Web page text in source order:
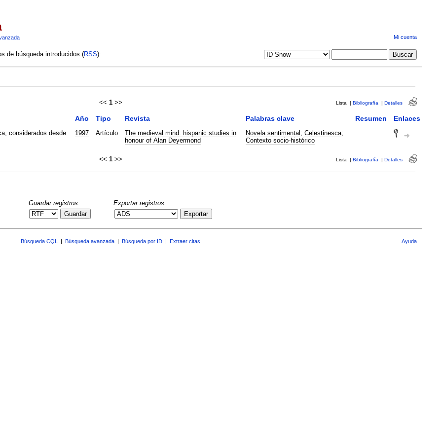
Mi cuenta
de búsqueda introducidos (RSS):
<< 1 >> Lista | Bibliografía | Detalles
Año Tipo Revista Palabras clave Resumen Enlaces
considerados desde
1997 Artículo
The medieval mind: hispanic studies in
honour of Alan Deyermond
Novela sentimental ; Celestinesca;
Contexto socio-histórico
<< 1 >> Lista | Bibliografía | Detalles
Guardar registros:
Guardar
Exportar registros:
Exportar
Búsqueda CQL Búsqueda avanzada Búsqueda por ID Extraer citas Ayuda